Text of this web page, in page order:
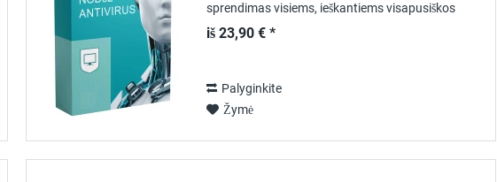
sprendimas visiems, ieškantiems visapusiškos
apsaugos nuo virusų , kenkėjiškų programų ,
išpirkos...
iš 23,90 € *
Palyginkite
Žymė